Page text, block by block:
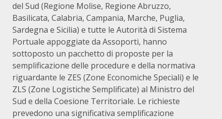
del Sud (Regione Molise, Regione Abruzzo,
Basilicata, Calabria, Campania, Marche, Puglia,
Sardegna e Sicilia) e tutte le Autorità di Sistema
Portuale appoggiate da Assoporti, hanno
sottoposto un pacchetto di proposte per la
semplificazione delle procedure e della normativa
riguardante le ZES (Zone Economiche Speciali) e le
ZLS (Zone Logistiche Semplificate) al Ministro del
Sud e della Coesione Territoriale. Le richieste
prevedono una significativa semplificazione